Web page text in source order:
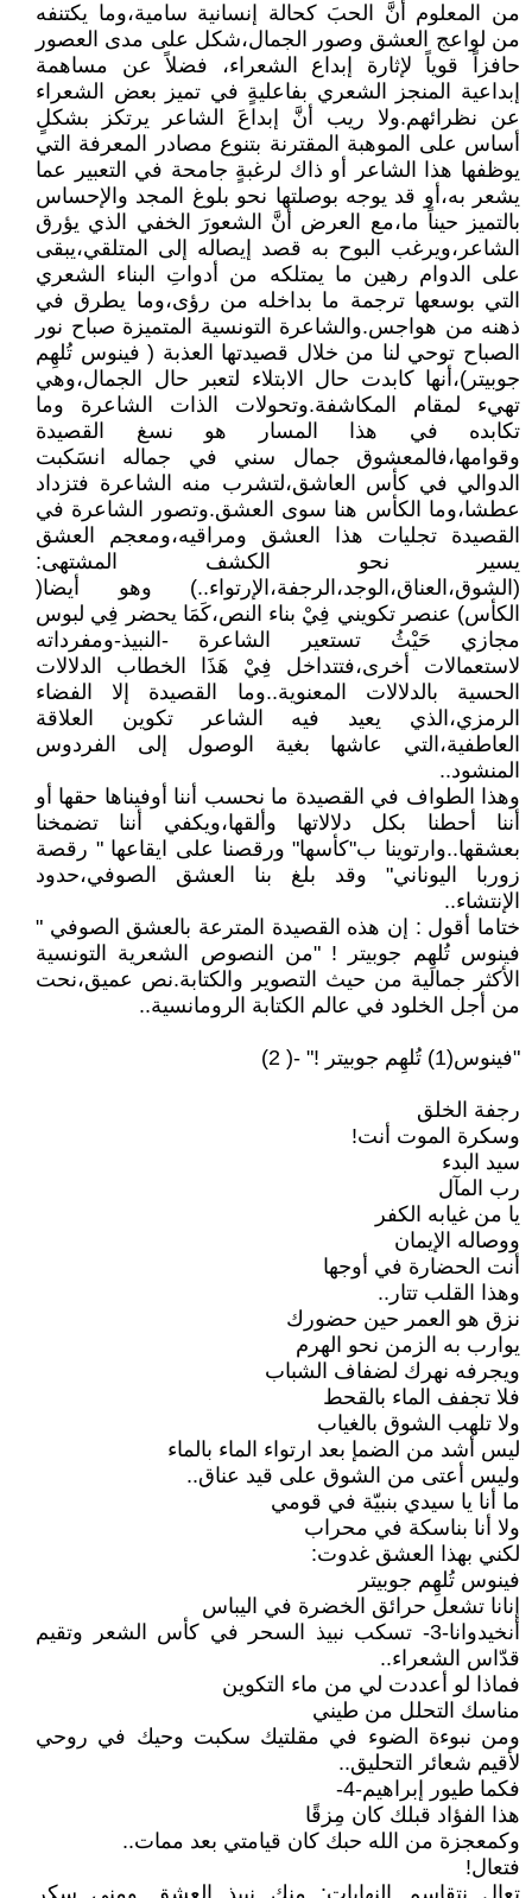
من المعلوم أنَّ الحبَ كحالة إنسانية سامية،وما يكتنفه
من لواعج العشق وصور الجمال،شكل على مدى العصور
حافزاً قوياً لإثارة إبداع الشعراء، فضلاً عن مساهمة
إبداعية المنجز الشعري بفاعليةٍ في تميز بعض الشعراء
عن نظرائهم.ولا ريب أنَّ إبداعَ الشاعر يرتكز بشكلٍ
أساس على الموهبة المقترنة بتنوع مصادر المعرفة التي
يوظفها هذا الشاعر أو ذاك لرغبةٍ جامحة في التعبير عما
يشعر به،أو قد يوجه بوصلتها نحو بلوغ المجد والإحساس
بالتميز حيناً ما،مع العرض أنَّ الشعورَ الخفي الذي يؤرق
الشاعر،ويرغب البوح به قصد إيصاله إلى المتلقي،يبقى
على الدوام رهين ما يمتلكه من أدواتِ البناء الشعري
التي بوسعها ترجمة ما بداخله من رؤى،وما يطرق في
ذهنه من هواجس.والشاعرة التونسية المتميزة صباح نور
الصباح توحي لنا من خلال قصيدتها العذبة ( فينوس تُلهِم
جوبيتر)،أنها كابدت حال الابتلاء لتعبر حال الجمال،وهي
تهيء لمقام المكاشفة.وتحولات الذات الشاعرة وما
تكابده في هذا المسار هو نسغ القصيدة
وقوامها،فالمعشوق جمال سني في جماله انسَكبت
الدوالي في كأس العاشق،لتشرب منه الشاعرة فتزداد
عطشا،وما الكأس هنا سوى العشق.وتصور الشاعرة في
القصيدة تجليات هذا العشق ومراقيه،ومعجم العشق
يسير نحو الكشف المشتهى:
(الشوق،العناق،الوجد،الرجفة،الإرتواء..) وهو أيضا(
الكأس) عنصر تكويني فِيْ بناء النص،كَمَا يحضر فِي لبوس
مجازي حَيْثُ تستعير الشاعرة -النبيذ-ومفرداته
لاستعمالات أخرى،فتتداخل فِيْ هَذَا الخطاب الدلالات
الحسية بالدلالات المعنوية..وما القصيدة إلا الفضاء
الرمزي،الذي يعيد فيه الشاعر تكوين العلاقة
العاطفية،التي عاشها بغية الوصول إلى الفردوس
المنشود..
وهذا الطواف في القصيدة ما نحسب أننا أوفيناها حقها أو
أننا أحطنا بكل دلالاتها وألقها،ويكفي أننا تضمخنا
بعشقها..وارتوينا ب"كأسها" ورقصنا على ايقاعها " رقصة
زوربا اليوناني" وقد بلغ بنا العشق الصوفي،حدود
الإنتشاء..
ختاما أقول : إن هذه القصيدة المترعة بالعشق الصوفي "
فينوس تُلهِم جوبيتر ! "من النصوص الشعرية التونسية
الأكثر جمالية من حيث التصوير والكتابة.نص عميق،نحت
من أجل الخلود في عالم الكتابة الرومانسية..
"فينوس(1) تُلهِم جوبيتر !" -( 2)
رجفة الخلق
وسكرة الموت أنت!
سيد البدء
رب المآل
يا من غيابه الكفر
ووصاله الإيمان
أنت الحضارة في أوجها
وهذا القلب تتار..
نزق هو العمر حين حضورك
يوارب به الزمن نحو الهرم
ويجرفه نهرك لضفاف الشباب
فلا تجفف الماء بالقحط
ولا تلهب الشوق بالغياب
ليس أشد من الضمإ بعد ارتواء الماء بالماء
وليس أعتى من الشوق على قيد عناق..
ما أنا يا سيدي بنبيّة في قومي
ولا أنا بناسكة في محراب
لكني بهذا العشق غدوت:
فينوس تُلهِم جوبيتر
إنانا تشعل حرائق الخضرة في اليباس
أنخيدوانا-3- تسكب نبيذ السحر في كأس الشعر وتقيم
قدّاس الشعراء..
فماذا لو أعددت لي من ماء التكوين
مناسك التحلل من طيني
ومن نبوءة الضوء في مقلتيك سكبت وحيك في روحي
لأقيم شعائر التحليق..
فكما طيور إبراهيم-4-
هذا الفؤاد قبلك كان مِزقًا
وكمعجزة من الله حبك كان قيامتي بعد ممات..
فتعال!